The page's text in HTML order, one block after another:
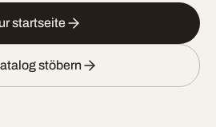
startseite
stöbern